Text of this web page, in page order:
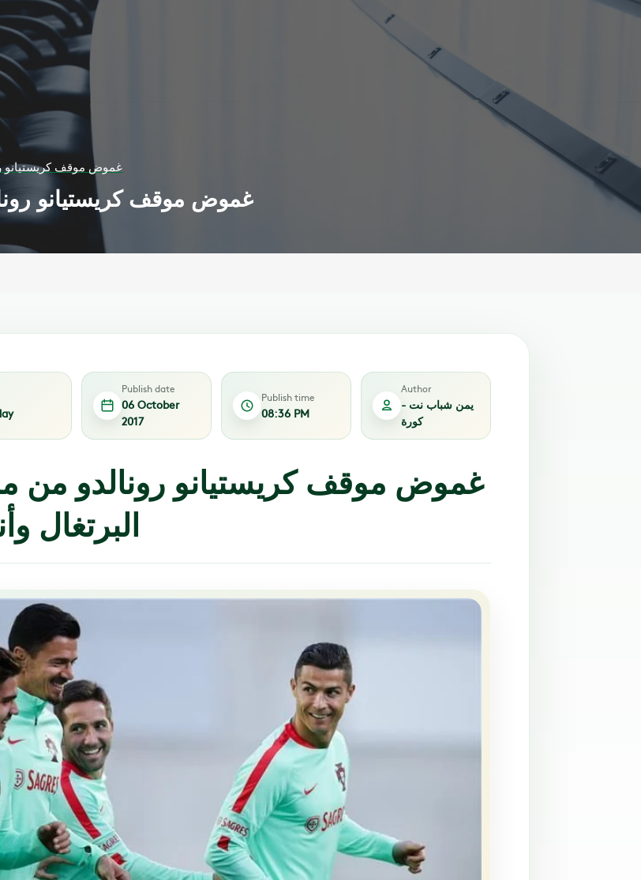
غموض موقف كريستيانو
غموض موقف كريستيانو
Publish date
06 October
2017
Publish time
08:36 PM
Author
يمن شباب نت -
كورة
غموض موقف كريستيانو رونالدو من
البرتغال